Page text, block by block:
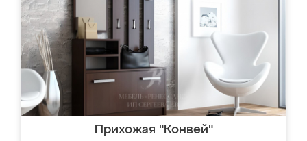
Прихожая "Конвей"